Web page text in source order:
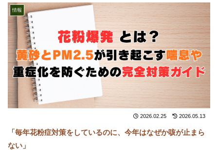
情報
2026.02.25 2026.05.13
「毎年花粉症対策をしているのに、今年はなぜか咳が止まら
ない」